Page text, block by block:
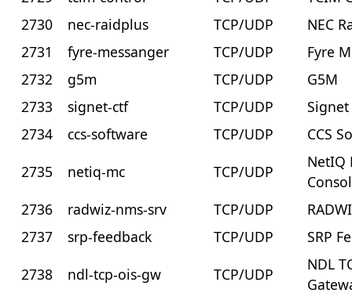
2730
nec-raidplus TCP/UDP
NEC
2731
fyre-messanger TCP/UDP
Fyre
2732
g5m TCP/UDP
G5M
2733
signet-ctf TCP/UDP
Signet
2734
ccs-software TCP/UDP
CCS
2735
netiq-mc TCP/UDP
NetIQ
2736
radwiz-nms-srv TCP/UDP
2737
srp-feedback TCP/UDP
SRP
2738
ndl-tcp-ois-gw TCP/UDP
NDL